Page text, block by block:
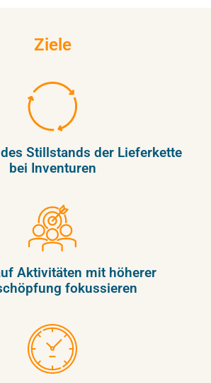
Ziele
Stillstands der Lieferkette
bei Inventuren
Aktivitäten mit höherer
fokussieren